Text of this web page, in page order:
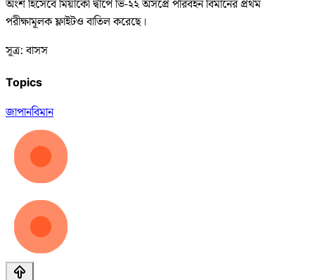
অংশ হিসেবে মিয়াকো দ্বীপে ভি-২২ অসপ্রে পরিবহন বিমানের প্রথম
পরীক্ষামূলক ফ্লাইটও বাতিল করেছে।
সূত্র: বাসস
Topics
জাপানবিমান